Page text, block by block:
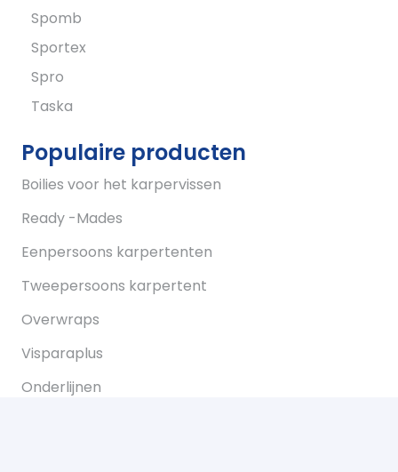
Spomb
Sportex
Spro
Taska
Populaire producten
Boilies voor het karpervissen
Ready -Mades
Eenpersoons karpertenten
Tweepersoons karpertent
Overwraps
Visparaplus
Onderlijnen